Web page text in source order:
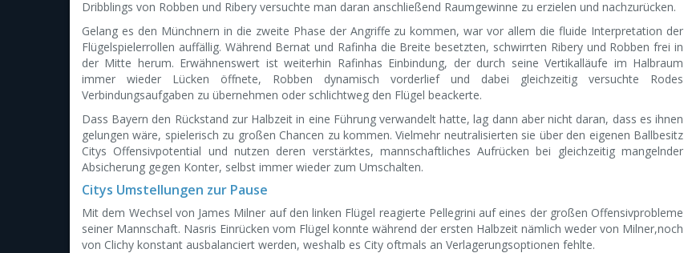
Dribblings von Robben und Ribery versuchte man daran anschließend Raumgewinne zu erzielen und nachzurücken.
Gelang es den Münchnern in die zweite Phase der Angriffe zu kommen, war vor allem die fluide Interpretation der
Flügelspielerrollen auffällig. Während Bernat und Rafinha die Breite besetzten, schwirrten Ribery und Robben frei in
der Mitte herum. Erwähnenswert ist weiterhin Rafinhas Einbindung, der durch seine Vertikalläufe im Halbraum
immer wieder Lücken öffnete, Robben dynamisch vorderlief und dabei gleichzeitig versuchte Rodes
Verbindungsaufgaben zu übernehmen oder schlichtweg den Flügel beackerte.
Dass Bayern den Rückstand zur Halbzeit in eine Führung verwandelt hatte, lag dann aber nicht daran, dass es ihnen
gelungen wäre, spielerisch zu großen Chancen zu kommen. Vielmehr neutralisierten sie über den eigenen Ballbesitz
Citys Offensivpotential und nutzen deren verstärktes, mannschaftliches Aufrücken bei gleichzeitig mangelnder
Absicherung gegen Konter, selbst immer wieder zum Umschalten.
Citys Umstellungen zur Pause
Mit dem Wechsel von James Milner auf den linken Flügel reagierte Pellegrini auf eines der großen Offensivprobleme
seiner Mannschaft. Nasris Einrücken vom Flügel konnte während der ersten Halbzeit nämlich weder von Milner,noch
von Clichy konstant ausbalanciert werden, weshalb es City oftmals an Verlagerungsoptionen fehlte.